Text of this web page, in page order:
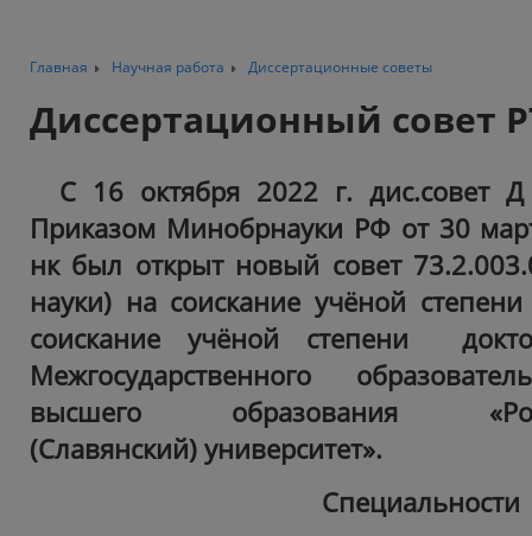
Главная Научная работа Диссертационные советы
Диссертационный совет
С 16 октября 2022 г. дис.совет
Приказом Минобрнауки РФ от 30
нк был открыт новый совет
науки) на соискание учёной
соискание учёной степени
Межгосударственного
высшего образования
(Славянский) университет».
Специальности